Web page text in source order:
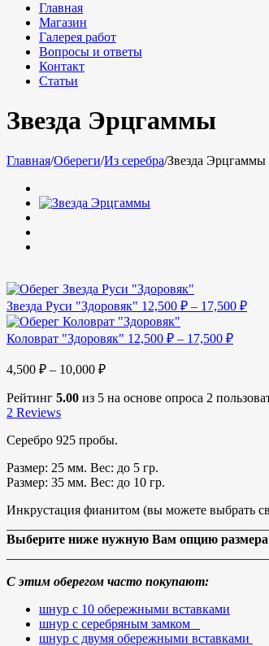
Главная
Магазин
Галерея работ
Вопросы и ответы
Контакт
Статьи
Звезда Эрцгаммы
Главная/Обереги/Из серебра/Звезда Эрцгаммы
Звезда Руси "Здоровяк" 12,500 ₽ – 17,500 ₽
Коловрат "Здоровяк" 12,500 ₽ – 17,500 ₽
4,500 ₽ – 10,000 ₽
Рейтинг 5.00 из 5 на основе опроса 2
2 Reviews
Серебро 925 пробы.
Размер: 25 мм. Вес: до 5 гр.
Размер: 35 мм. Вес: до 10 гр.
Инкрустация фианитом (вы можете выбрать
Выберите ниже нужную Вам опцию размера
С этим оберегом часто покупают:
шнур с 10 обережными вставками
шнур с серебряным замком
шнур с двумя обережными вставками